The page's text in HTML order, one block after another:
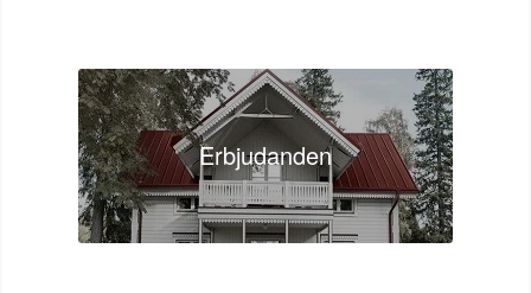
Erbjudanden